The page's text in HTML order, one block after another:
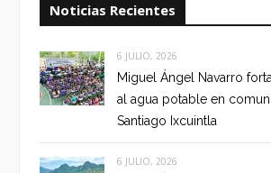
Noticias Recientes
6 JULIO, 2026
Miguel Ángel Navarro
al agua potable en
Santiago Ixcuintla
6 JULIO, 2026